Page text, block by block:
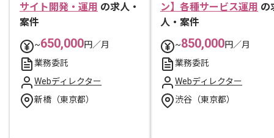
サイト開発・運用 の求人・
案件
~650,000円／月
業務委託
Webディレクター
新橋（東京都）
ン】各種サービス運用 の
人・案件
~850,000円／月
業務委託
Webディレクター
渋谷（東京都）